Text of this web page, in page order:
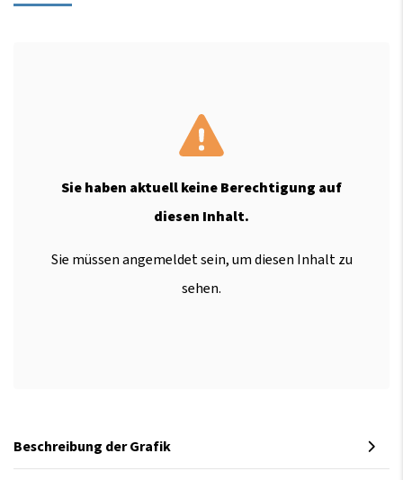
Sie haben aktuell keine Berechtigung auf
diesen Inhalt.
Sie müssen angemeldet sein, um diesen Inhalt zu
sehen.
Beschreibung der Grafik